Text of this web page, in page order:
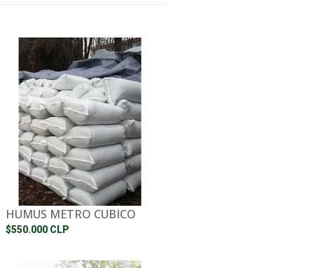
HUMUS METRO CUBICO
$550.000 CLP